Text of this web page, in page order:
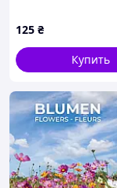
украинский язык
125 ₴
Купить